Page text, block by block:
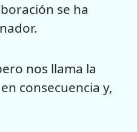
se ha
nos llama la
consecuencia y,